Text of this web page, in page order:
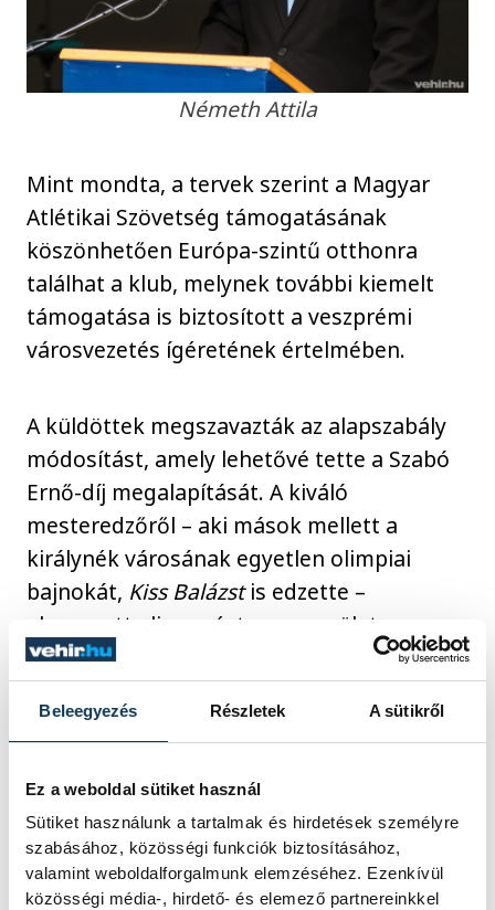
Beleegyezés Részletek A sütikről
Ez a weboldal sütiket használ
Sütiket használunk a tartalmak és hirdetések személyre
szabásához, közösségi funkciók biztosításához,
valamint weboldalforgalmunk elemzéséhez. Ezenkívül
közösségi média-, hirdető- és elemező partnereinkkel
Németh Attila
Mint mondta, a tervek szerint a Magyar
Atlétikai Szövetség támogatásának
köszönhetően Európa-szintű otthonra
találhat a klub, melynek további kiemelt
támogatása is biztosított a veszprémi
városvezetés ígéretének értelmében.
A küldöttek megszavazták az alapszabály
módosítást, amely lehetővé tette a Szabó
Ernő-díj megalapítását. A kiváló
mesteredzőről – aki mások mellett a
királynék városának egyetlen olimpiai
bajnokát, Kiss Balázstis edzette –
elnevezett elismerést az egyesület
legkiválóbb sportolói kapják meg.